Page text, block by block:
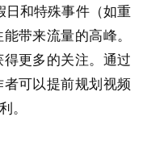
日和特殊事件（如重
带来流量的高峰。
更多的关注。通过
可以提前规划视频
。